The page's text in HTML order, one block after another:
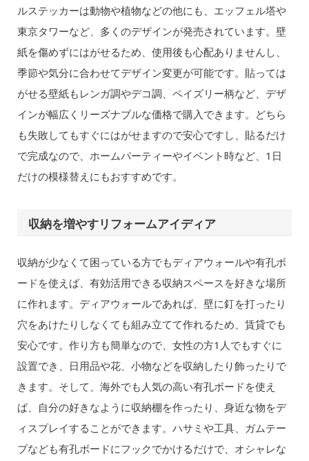
ルステッカーは動物や植物などの他にも、エッフェル塔や
東京タワーなど、多くのデザインが発売されています。壁
紙を傷めずにはがせるため、使用後も心配ありませんし、
季節や気分に合わせてデザイン変更が可能です。貼っては
がせる壁紙もレンガ調やデコ調、ペイズリー柄など、デザ
インが幅広くリーズナブルな価格で購入できます。どちら
も失敗してもすぐにはがせますので安心ですし、貼るだけ
で完成なので、ホームパーティーやイベント時など、1日
だけの模様替えにもおすすめです。
収納を増やすリフォームアイディア
収納が少なくて困っている方でもディアウォールや有孔ボ
ードを使えば、有効活用できる収納スペースを好きな場所
に作れます。ディアウォールであれば、壁に釘を打ったり
穴をあけたりしなくても組み立てて作れるため、賃貸でも
安心です。作り方も簡単なので、女性の方1人でもすぐに
設置でき、日用品や花、小物などを収納したり飾ったりで
きます。そして、海外でも人気の高い有孔ボードを使え
ば、自分の好きなように収納棚を作ったり、身近な物をデ
ィスプレイすることができます。ハサミや工具、ガムテー
プなども有孔ボードにフックでかけるだけで、オシャレな